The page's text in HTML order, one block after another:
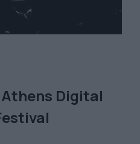
Digital